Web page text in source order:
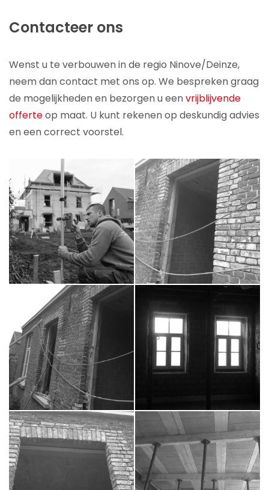
Contacteer ons
Wenst u te verbouwen in de regio Ninove/Deinze,
neem dan contact met ons op. We bespreken graag
de mogelijkheden en bezorgen u eenvrijblijvende
offerteop maat. U kunt rekenen op deskundig advies
en een correct voorstel.